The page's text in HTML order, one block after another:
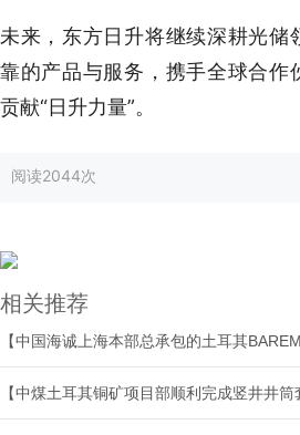
未来，东方日升将继续深耕光储
靠的产品与服务，携手全球合作
贡献“日升力量”。
阅读2044次
相关推荐
【中国海诚上海本部总承包的土耳其
【中煤土耳其铜矿项目部顺利完成竖井井筒